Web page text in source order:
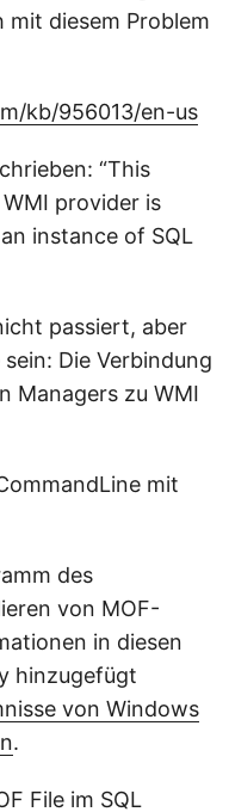
mit diesem Problem
kb/956013/en-us
“This
provider is
instance of SQL
passiert, aber
Die Verbindung
Managers zu WMI
mit
des
von MOF-
in diesen
hinzugefügt
von Windows
.
File im SQL